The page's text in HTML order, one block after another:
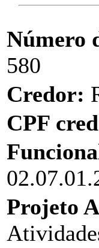
Número
580
Credor:
CPF
Projeto